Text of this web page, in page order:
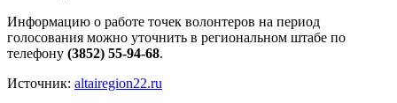
Информацию о работе точек волонтеров на период
голосования можно уточнить в региональном штабе по
телефону (3852) 55-94-68.
Источник: altairegion22.ru